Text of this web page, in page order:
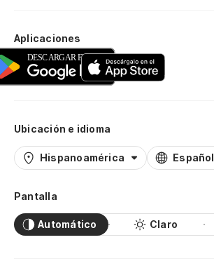
Aplicaciones
Ubicación e idioma
Hispanoamérica Español
Pantalla
Automático Claro